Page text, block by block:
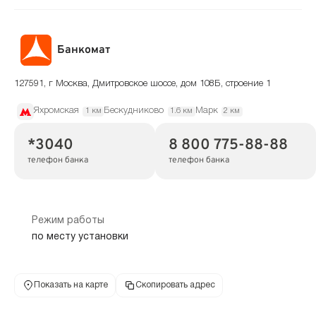
Банкомат
127591, г Москва, Дмитровское шоссе, дом 108Б, строение 1
Яхромская 1 км Бескудниково 1.6 км Марк 2 км
*3040
телефон банка
8 800 775-88-88
телефон банка
Режим работы
по месту установки
Показать на карте Скопировать адрес